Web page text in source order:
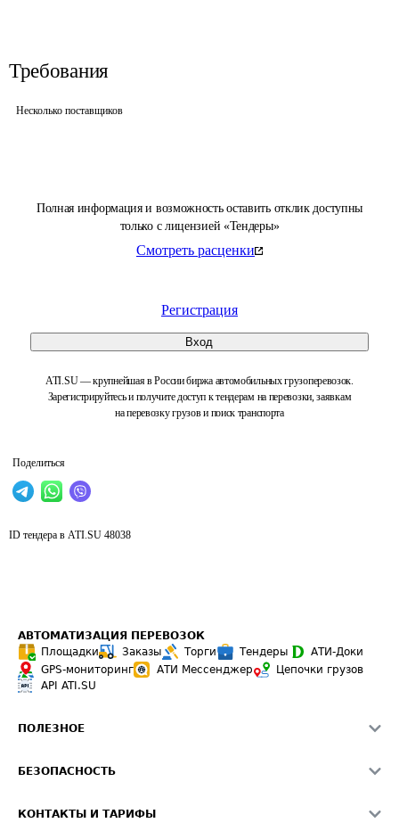
Полная информация и возможность оставить отклик доступны
только с лицензией «Тендеры»
Смотреть расценки
Регистрация
Вход
ATI.SU — крупнейшая в России биржа автомобильных грузоперевозок.
Зарегистрируйтесь и получите доступ к тендерам на перевозки, заявкам
на перевозку грузов и поиск транспорта
Поделиться
Требования
Несколько поставщиков
ID тендера в ATI.SU 48038
АВТОМАТИЗАЦИЯ ПЕРЕВОЗОК
Площадки
Заказы Торги Тендеры
АТИ-Доки
GPS-мониторинг
АТИ Мессенджер
Цепочки грузов
API ATI.SU
ПОЛЕЗНОЕ
Звезды ATI.SU на вашем сайте
БЕЗОПАСНОСТЬ
КОНТАКТЫ И ТАРИФЫ